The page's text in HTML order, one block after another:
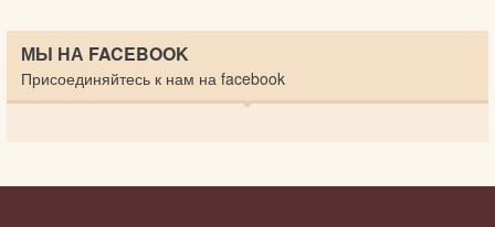
МЫ НА FACEBOOK
Присоединяйтесь к нам на facebook